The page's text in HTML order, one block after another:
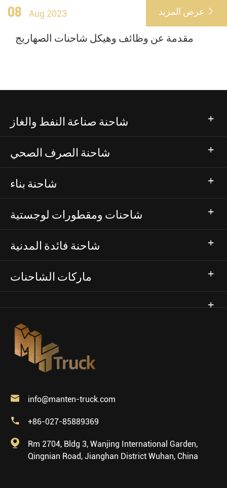
08 Aug 2023 عرض المزيد 
مقدمة عن وظائف وهيكل شاحنات الصهاريج
شاحنة صناعة النفط والغاز
شاحنة الصرف الصحي
شاحنة بناء
شاحنات ومقطورات لوجستية
شاحنة فائدة المدنية
ماركات الشاحنات
 info@manten-truck.com
 +86-027-85889369

Rm 2704, Bldg 3, Wanjing International Garden,
Qingnian Road, Jianghan District Wuhan, China